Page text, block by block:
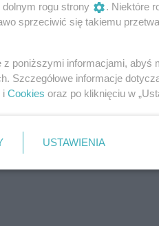
rogu strony
. Niektóre
sprzeciwić się takiemu
z poniższymi informacjami, abyś
Szczegółowe informacje
i Cookies oraz po kliknięciu w
USTAWIENIA